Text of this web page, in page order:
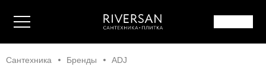
Сантехника Бренды ADJ